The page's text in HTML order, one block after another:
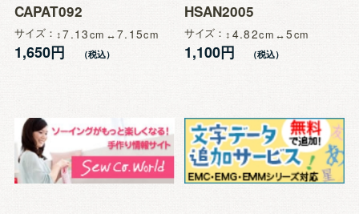
CAPAT092
サイズ 7.13 7.15
1,650円
HSAN2005
サイズ 4.82 5
1,100円